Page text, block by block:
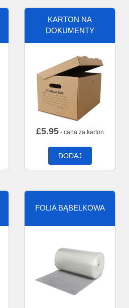
KARTON NA
DOKUMENTY
£5.95- cana za karton
DODAJ
FOLIA BĄBELKOWA